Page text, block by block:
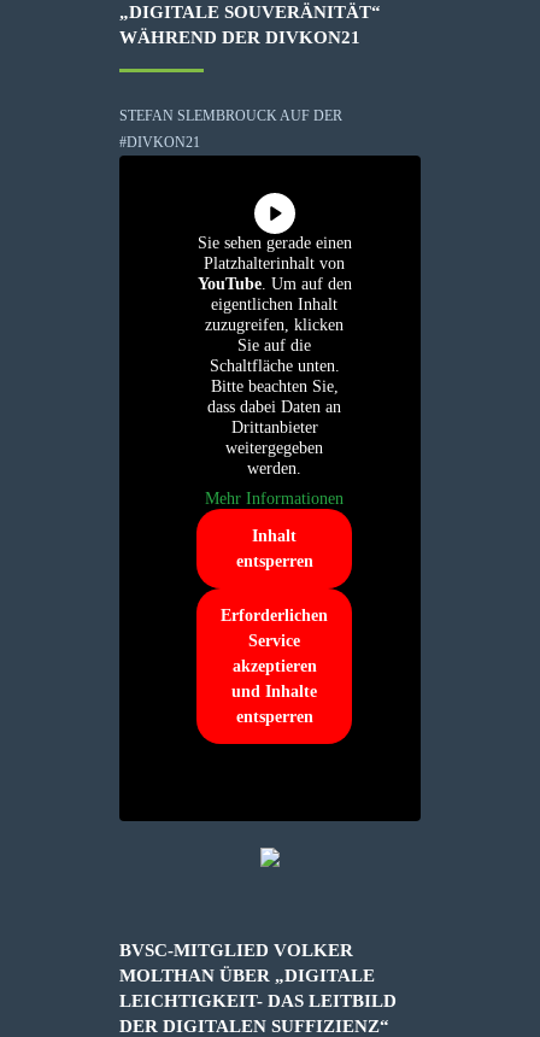
„DIGITALE SOUVERÄNITÄT“
WÄHREND DER DIVKON21
STEFAN SLEMBROUCK AUF DER
#DIVKON21
Sie sehen gerade einen
Platzhalterinhalt von
YouTube. Um auf den
eigentlichen Inhalt
zuzugreifen, klicken
Sie auf die
Schaltfläche unten.
Bitte beachten Sie,
dass dabei Daten an
Drittanbieter
weitergegeben
werden.
Mehr Informationen
Inhalt
entsperren
Erforderlichen
Service
akzeptieren
und Inhalte
entsperren
BVSC-MITGLIED VOLKER
MOLTHAN ÜBER „DIGITALE
LEICHTIGKEIT- DAS LEITBILD
DER DIGITALEN SUFFIZIENZ“